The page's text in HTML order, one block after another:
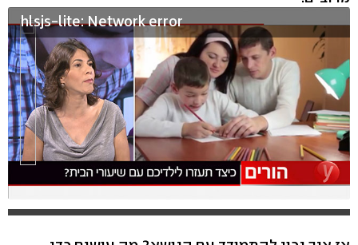
hlsjs-lite: Network error